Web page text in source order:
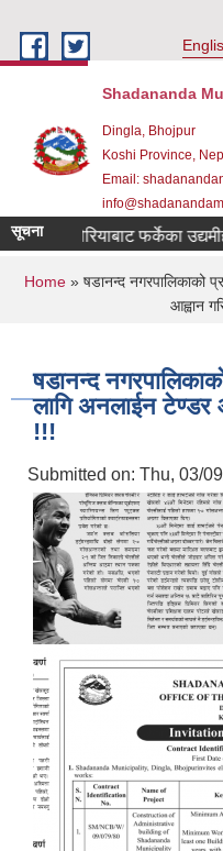
Shadananda
Dingla, Bhojpur
Koshi Province,
Email:
सूचनाकोरियाबाट फर्केका
You are here
Home» षडानन्द नगरपालिकाको
आह्वान
षडानन्द
लागि अनलाईन टेण्डर
!!!
Submitted on: Thu, 03/